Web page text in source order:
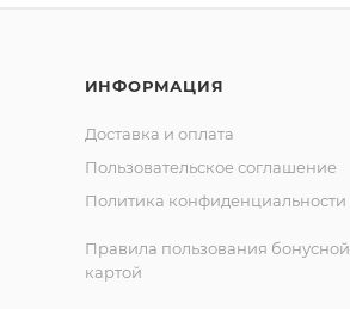
ИНФОРМАЦИЯ
Доставка и оплата
Пользовательское соглашение
Политика конфиденциальности
Правила пользования бонусной
картой